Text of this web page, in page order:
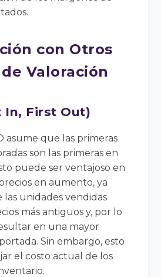
con Otros
Valoración
In, First Out)
asume que las primeras
son las primeras en
puede ser ventajoso en
en aumento, ya
las unidades vendidas
más antiguos y, por lo
en una mayor
Sin embargo, esto
el costo actual de los